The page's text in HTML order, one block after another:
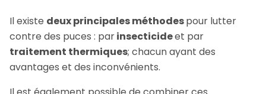
Il existe deux principales méthodespour lutter
contre des puces : parinsecticideet par
traitement thermiques; chacun ayant des
avantages et des inconvénients.